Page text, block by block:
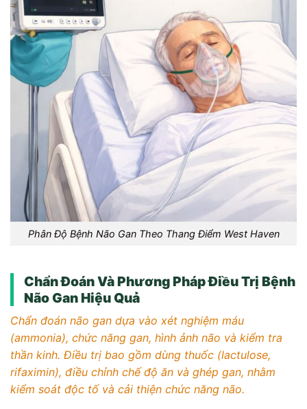
Phân Độ Bệnh Não Gan Theo Thang Điểm West Haven
Chẩn Đoán Và Phương Pháp Điều Trị Bệnh
Não Gan Hiệu Quả
Chẩn đoán não gan dựa vào xét nghiệm máu
(ammonia), chức năng gan, hình ảnh não và kiểm tra
thần kinh. Điều trị bao gồm dùng thuốc (lactulose,
rifaximin), điều chỉnh chế độ ăn và ghép gan, nhằm
kiểm soát độc tố và cải thiện chức năng não.